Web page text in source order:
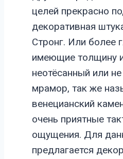
целей прекрасно
декоративная
Стронг. Или более
имеющие толщину
неотёсанный или
мрамор, так же
венецианский
очень приятные
ощущения. Для
предлагается